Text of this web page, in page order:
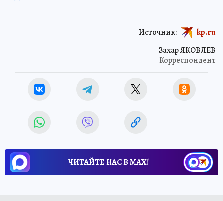
Захар ЯКОВЛЕВ
Корреспондент
Источник: kp.ru
ЧИТАЙТЕ НАС В МАХ!